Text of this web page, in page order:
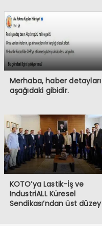
Merhaba, haber detayları
aşağıdaki gibidir.
KOTO’ya Lastik-İş ve
IndustriALL Küresel
Sendikası’ndan üst düzey